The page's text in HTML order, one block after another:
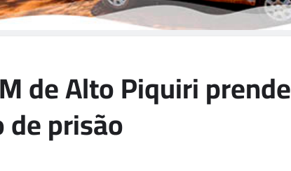
de Alto Piquiri prende
prisão